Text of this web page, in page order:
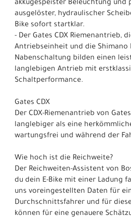
akkugespeister Beleuchtung und
ausgelöster, hydraulischer
Bike sofort startklar.
- Der Gates CDX Riemenantrieb,
Antriebseinheit und die Shimano
Nabenschaltung bilden einen
langlebigen Antrieb mit
Schaltperformance.
Gates CDX
Der CDX-Riemenantrieb von
langlebiger als eine
wartungsfrei und während der
Wie hoch ist die Reichweite?
Der Reichweiten-Assistent von
du dein E-Bike mit einer Ladung
uns voreingestellten Daten für
Durchschnittsfahrer und für
können für eine genauere